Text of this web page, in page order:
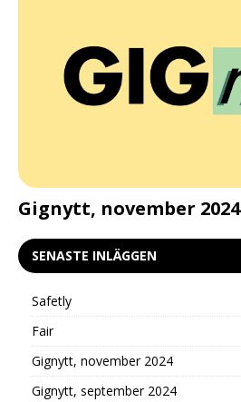
Gignytt, november 2024
SENASTE INLÄGGEN
Safetly
Fair
Gignytt, november 2024
Gignytt, september 2024